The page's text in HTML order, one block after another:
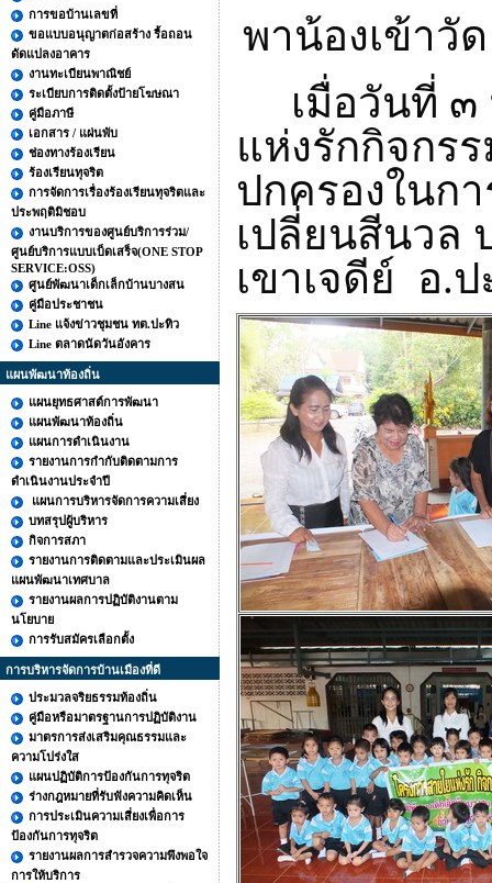
การขอบ้านเลขที่
ขอแบบอนุญาตก่อสร้าง รื้อถอน
ดัดแปลงอาคาร
งานทะเบียนพาณิชย์
ระเบียบการติดตั้งป้ายโฆษณา
คู่มือภาษี
เอกสาร / แผ่นพับ
ช่องทางร้องเรียน
ร้องเรียนทุจริต
การจัดการเรื่องร้องเรียนทุจริตและ
ประพฤติมิชอบ
งานบริการของศูนย์บริการร่วม/
ศูนย์บริการแบบเบ็ดเสร็จ(ONE STOP
SERVICE:OSS)
ศูนย์พัฒนาเด็กเล็กบ้านบางสน
คู่มือประชาชน
Line แจ้งข่าวชุมชน ทต.ปะทิว
Line ตลาดนัดวันอังคาร
แผนพัฒนาท้องถิ่น
แผนยุทธศาสต์การพัฒนา
แผนพัฒนาท้องถิ่น
แผนการดำเนินงาน
รายงานการกำกับติดตามการ
ดำเนินงานประจำปี
แผนการบริหารจัดการความเสี่ยง
บทสรุปผู้บริหาร
กิจการสภา
รายงานการติดตามและประเมินผล
แผนพัฒนาเทศบาล
รายงานผลการปฏิบัติงานตาม
นโยบาย
การรับสมัครเลือกตั้ง
การบริหารจัดการบ้านเมืองที่ดี
ประมวลจริยธรรมท้องถิ่น
คู่มือหรือมาตรฐานการปฏิบัติงาน
มาตรการส่งเสริมคุณธรรมและ
ความโปร่งใส
แผนปฏิบัติการป้องกันการทุจริต
ร่างกฎหมายที่รับฟังความคิดเห็น
การประเมินความเสี่ยงเพื่อการ
ป้องกันการทุจริต
รายงานผลการสำรวจความพึงพอใจ
การให้บริการ
พาน้องเข้าวั
เมื่อวันที่ ๓
แห่งรักกิจกร
ปกครองในก
เปลี่ยนสีนวล
เขาเจดีย์ อ.